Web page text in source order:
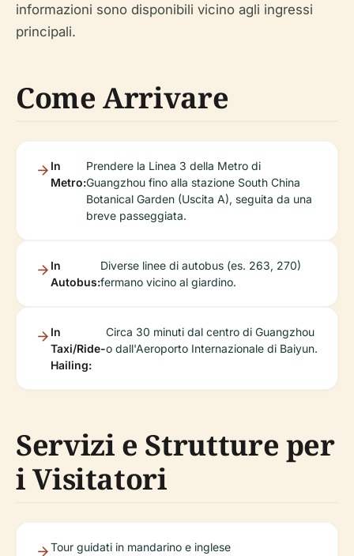
informazioni sono disponibili vicino agli ingressi
principali.
Come Arrivare
In
Metro:
Prendere la Linea 3 della Metro di
Guangzhou fino alla stazione South China
Botanical Garden (Uscita A), seguita da una
breve passeggiata.
In
Autobus:
Diverse linee di autobus (es. 263, 270)
fermano vicino al giardino.
In
Taxi/Ride-
Hailing:
Circa 30 minuti dal centro di Guangzhou
o dall'Aeroporto Internazionale di Baiyun.
Servizi e Strutture per
i Visitatori
Tour guidati in mandarino e inglese